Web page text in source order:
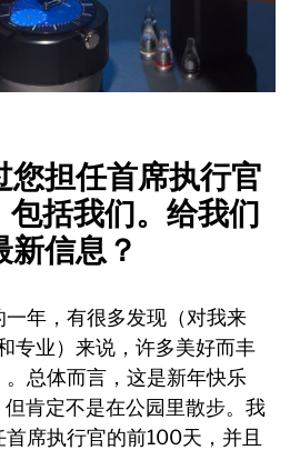
您担任首席执行官
括我们。给我们
新信息？
年，有很多发现（对我来
专业）来说，许多美好而丰
总体而言，这是新年快乐
但肯定不是在公园里散步。我
席执行官的前100天，并且